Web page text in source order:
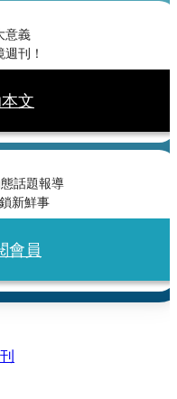
意義
刊！
文
話題報導
新鮮事
會員